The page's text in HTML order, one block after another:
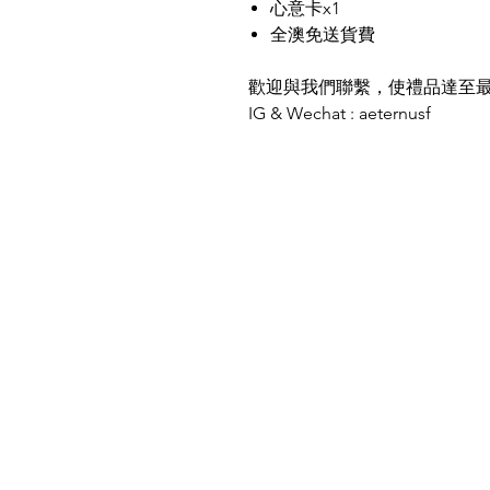
心意卡x1
全澳免送貨費
歡迎與我們聯繫，使禮品達至
IG & Wechat : aeternusf